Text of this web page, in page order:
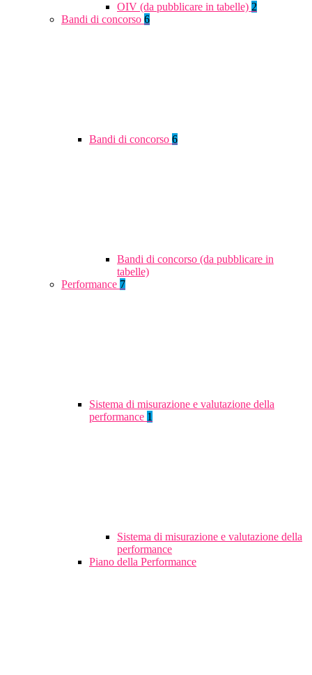
OIV (da pubblicare in tabelle) 2
Bandi di concorso 6
Bandi di concorso 6
Bandi di concorso (da pubblicare in
tabelle)
Performance 7
Sistema di misurazione e valutazione della
performance 1
Sistema di misurazione e valutazione della
performance
Piano della Performance